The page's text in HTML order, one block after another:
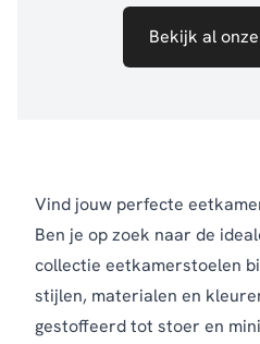
Bekijk al
Vind jouw perfecte
Ben je op zoek naar de
collectie eetkamerstoelen
stijlen, materialen en
gestoffeerd tot stoer en